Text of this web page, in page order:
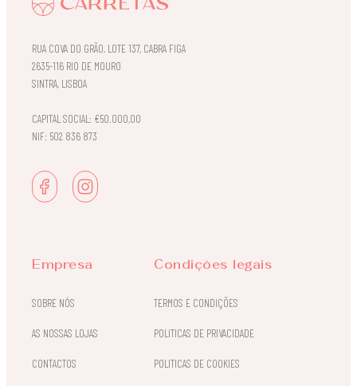
RUA COVA DO GRÃO, LOTE 137, CABRA FIGA
2635-116 RIO DE MOURO
SINTRA, LISBOA
CAPITAL SOCIAL: €50.000,00
NIF: 502 836 873
Empresa
SOBRE NÓS
AS NOSSAS LOJAS
CONTACTOS
Condições legais
TERMOS E CONDIÇÕES
POLITICAS DE PRIVACIDADE
POLITICAS DE COOKIES